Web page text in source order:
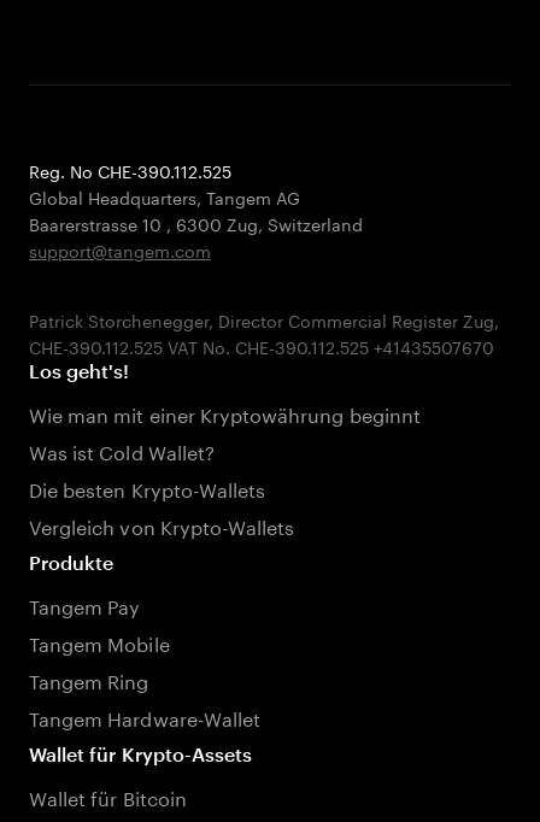
Reg. No CHE-390.112.525
Global Headquarters, Tangem AG
Baarerstrasse 10 , 6300 Zug, Switzerland
support@tangem.com
Patrick Storchenegger, Director Commercial Register Zug,
Los geht's!
Wie man mit einer Kryptowährung beginnt
Was ist Cold Wallet?
Die besten Krypto-Wallets
Vergleich von Krypto-Wallets
Produkte
Tangem Pay
Tangem Mobile
Tangem Ring
Tangem Hardware-Wallet
Wallet für Krypto-Assets
Wallet für Bitcoin